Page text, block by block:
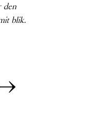
den
blik.
→